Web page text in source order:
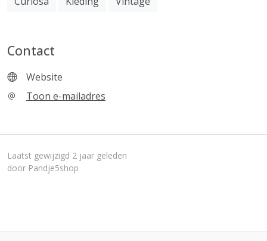
Contact
Website
Toon e-mailadres
Laatst gewijzigd 2 jaar geleden
door Pandje5shop